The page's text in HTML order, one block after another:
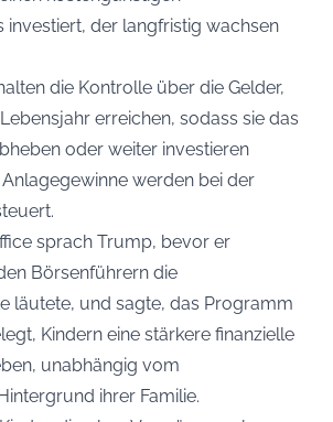
investiert, der langfristig wachsen
die Kontrolle über die Gelder,
erreichen, sodass sie das
oder weiter investieren
werden bei der
sprach Trump, bevor er
Börsenführern die
läutete, und sagte, das Programm
Kindern eine stärkere finanzielle
unabhängig vom
ihrer Familie.